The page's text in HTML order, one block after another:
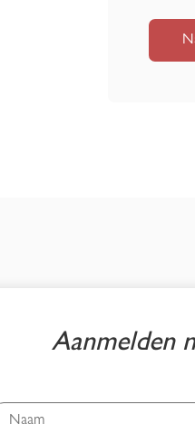
Aanmelden